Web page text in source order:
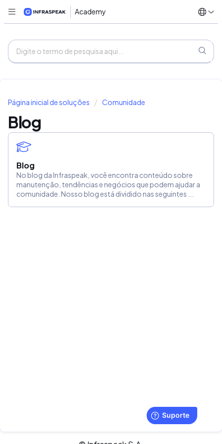
Academy
Página inicial de soluções Comunidade
Blog
Blog
No blog da Infraspeak, você encontra conteúdo sobre
manutenção, tendências e negócios que podem ajudar a
comunidade. Nosso blog está dividido nas seguintes ...